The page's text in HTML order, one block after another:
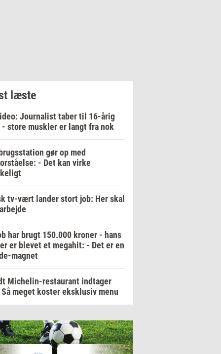
læste
Journalist taber til 16-årig
- store muskler er langt fra nok
gør op med
- Det kan virke
tv-vært lander stort job: Her skal
har brugt 150.000 kroner - hans
er blevet et megahit: - Det er en
magnet
Michelin-restaurant indtager
Så meget koster eksklusiv menu